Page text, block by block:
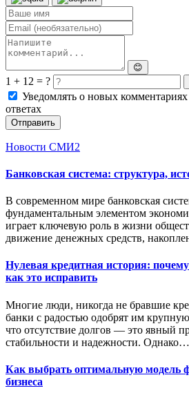
😊
1 + 12 = ?
Уведомлять о новых комментариях
ответах
Отправить
Новости СМИ2
Банковская система: структура,
В современном мире банковская
фундаментальным элементом
играет ключевую роль в жизни
движение денежных средств,
Нулевая кредитная история:
как это исправить
Многие люди, никогда не бравшие
банки с радостью одобрят им
что отсутствие долгов — это явный
стабильности и надежности. Однако…
Как выбрать оптимальную модель
бизнеса